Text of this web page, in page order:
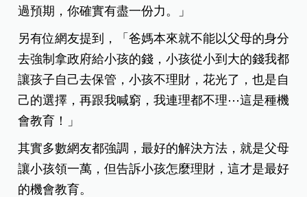
過預期，你確實有盡一份力。」
另有位網友提到，「爸媽本來就不能以父母的身分
去強制拿政府給小孩的錢，小孩從小到大的錢我都
讓孩子自己去保管，小孩不理財，花光了，也是自
己的選擇，再跟我喊窮，我連理都不理⋯這是種機
會教育！」
其實多數網友都強調，最好的解決方法，就是父母
讓小孩領一萬，但告訴小孩怎麼理財，這才是最好
的機會教育。